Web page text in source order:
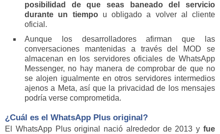
posibilidad de que seas baneado del servicio
durante un tiempo u obligado a volver al cliente
oficial.
Aunque los desarrolladores afirman que las
conversaciones mantenidas a través del MOD se
almacenan en los servidores oficiales de WhatsApp
Messenger, no hay manera de comprobar de que no
se alojen igualmente en otros servidores intermedios
ajenos a Meta, así que la privacidad de los mensajes
podría verse comprometida.
¿Cuál es el WhatsApp Plus original?
El WhatsApp Plus original nació alrededor de 2013 y fue